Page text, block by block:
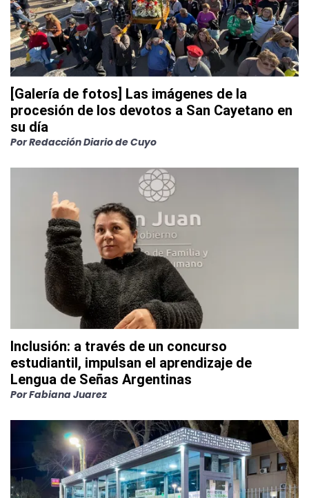
[Galería de fotos] Las imágenes de la
procesión de los devotos a San Cayetano en
su día
PorRedacción Diario de Cuyo
Inclusión: a través de un concurso
estudiantil, impulsan el aprendizaje de
Lengua de Señas Argentinas
PorFabiana Juarez